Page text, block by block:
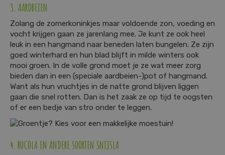
3. AARDBEIEN
Zolang de zomerkoninkjes maar voldoende zon, voeding en
vocht krijgen gaan ze jarenlang mee. Je kunt ze ook heel
leuk in een hangmand naar beneden laten bungelen. Ze zijn
goed winterhard en hun blad blijft in milde winters ook
mooi groen. In de volle grond moet je ze wat meer zorg
bieden dan in een (speciale aardbeien-)pot of hangmand.
Want als hun vruchtjes in de natte grond blijven liggen
gaan die snel rotten. Dan is het zaak ze op tijd te oogsten
of er een bedje van stro onder te leggen.
4. RUCOLA EN ANDERE SOORTEN SNIJSLA